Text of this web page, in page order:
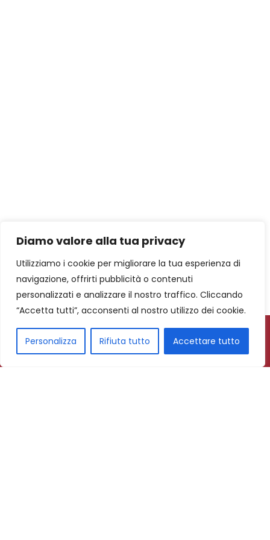
Diamo valore alla tua privacy
Utilizziamo i cookie per migliorare la tua esperienza di
navigazione, offrirti pubblicità o contenuti
personalizzati e analizzare il nostro traffico. Cliccando
“Accetta tutti”, acconsenti al nostro utilizzo dei cookie.
Personalizza Rifiuta tutto Accettare tutto